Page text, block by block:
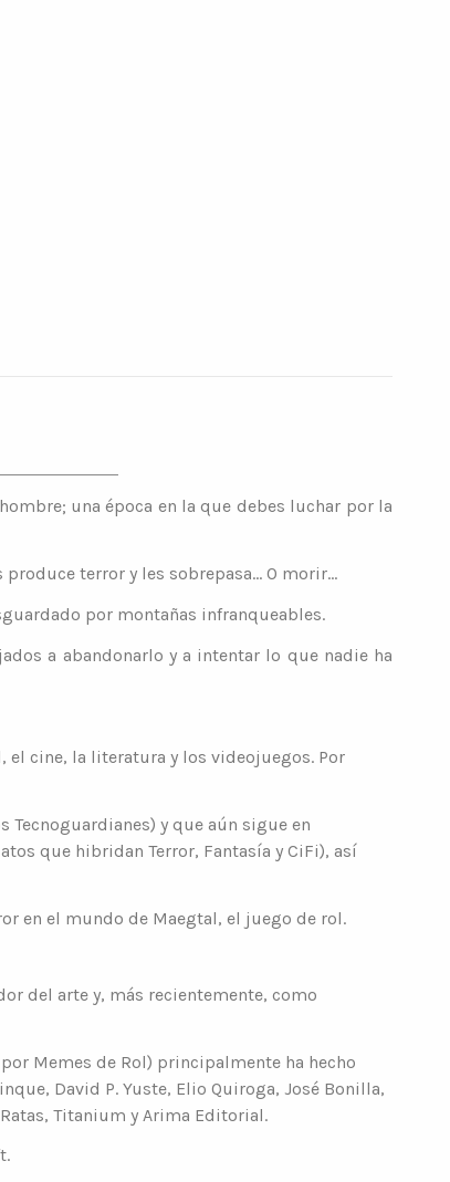
una época en la que debes luchar por la
terror y les sobrepasa... O morir...
por montañas infranqueables.
a abandonarlo y a intentar lo que nadie ha
el cine, la literatura y los videojuegos. Por
y que aún sigue en
que hibridan Terror, Fantasía y CiFi), así
en el mundo de Maegtal, el juego de rol.
del arte y, más recientemente, como
Memes de Rol) principalmente ha hecho
David P. Yuste, Elio Quiroga, José Bonilla,
Titanium y Arima Editorial.